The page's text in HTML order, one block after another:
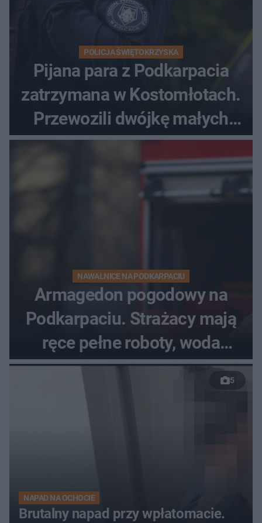
POLICJA ŚWIĘTOKRZYSKA
Pijana para z Podkarpacia
zatrzymana w Kostomłotach.
Przewozili dwójkę małych
dzieci
NAWAŁNICE NA PODKARPACIU
Armagedon pogodowy na
Podkarpaciu. Strażacy mają
ręce pełne roboty, woda
zalewa posesje i budynki
5
NAPAD NA OCHOCIE
Brutalny napad przy wpłatomacie.